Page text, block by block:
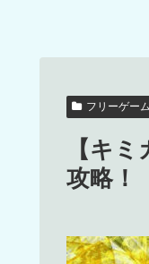
フリーゲーム
【キ
攻略！